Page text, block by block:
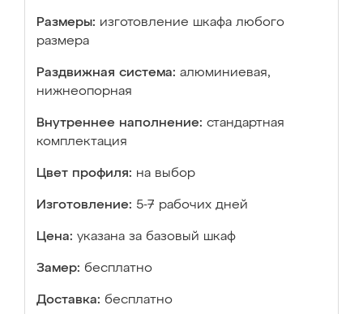
Размеры: изготовление шкафа любого
размера
Раздвижная система: алюминиевая,
нижнеопорная
Внутреннее наполнение: стандартная
комплектация
Цвет профиля: на выбор
Изготовление: 5-7 рабочих дней
Цена: указана за базовый шкаф
Замер: бесплатно
Доставка: бесплатно